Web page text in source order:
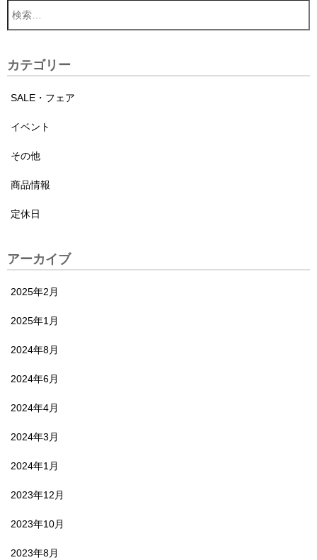
カテゴリー
SALE・フェア
イベント
その他
商品情報
定休日
アーカイブ
2025年2月
2025年1月
2024年8月
2024年6月
2024年4月
2024年3月
2024年1月
2023年12月
2023年10月
2023年8月